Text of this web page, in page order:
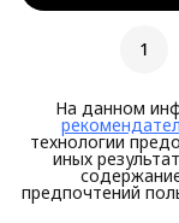
1
На данном
технологии
иных
предпочтений